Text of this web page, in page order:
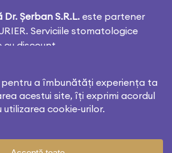
Șerban S.R.L. este partener
Serviciile stomatologice
discount.
Toate drepturile rezervate.